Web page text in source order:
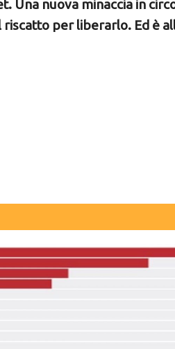
Una nuova minaccia in
riscatto per liberarlo. Ed è